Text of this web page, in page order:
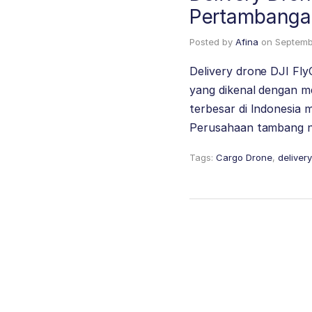
Posted by Afina on
Delivery drone DJI
yang dikenal dengan
terbesar di Indonesia
Perusahaan tambang
Tags: Cargo Drone,